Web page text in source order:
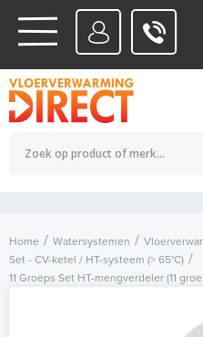
WATERSYSTEMEN
ELEKTRISCHE SYSTEMEN
Totaalbedrag
Home Watersystemen
Set - CV-ketel / HT-systeem (> 65°C)
11 Groeps Set HT-mengverdeler (11